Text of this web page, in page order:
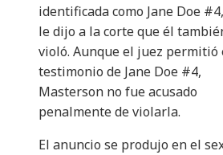
identificada como Jane Doe
le dijo a la corte que él
violó. Aunque el juez permitió
testimonio de Jane Doe #4,
Masterson no fue acusado
penalmente de violarla.
El anuncio se produjo en el